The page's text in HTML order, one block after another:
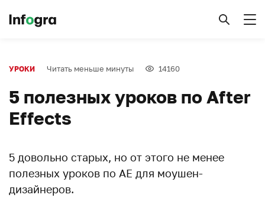
УРОКИ Читать меньше минуты 14160
5 полезных уроков по After
Effects
5 довольно старых, но от этого не менее
полезных уроков по АЕ для моушен-
дизайнеров.